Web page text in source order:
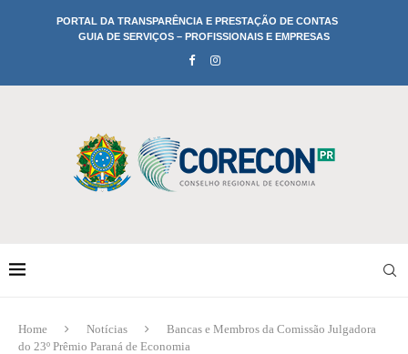
PORTAL DA TRANSPARÊNCIA E PRESTAÇÃO DE CONTAS
GUIA DE SERVIÇOS – PROFISSIONAIS E EMPRESAS
Home Notícias
Bancas e Membros da Comissão Julgadora
do 23º Prêmio Paraná de Economia